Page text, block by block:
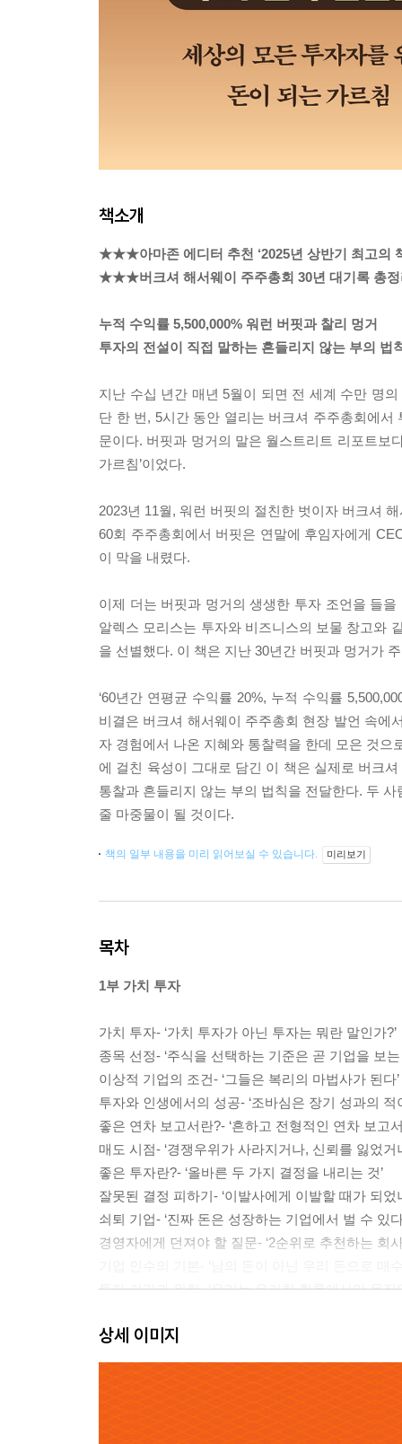
책소개
★★★아마존 에디터 추천 ‘2025년 상반기 최고
★★★버크셔 해서웨이 주주총회 30년 대기록
누적 수익률 5,500,000% 워런 버핏과 찰리 멍거
투자의 전설이 직접 말하는 흔들리지 않는 부의 법
지난 수십 년간 매년 5월이 되면 전 세계 수만 명
단 한 번, 5시간 동안 열리는 버크셔 주주총회에
문이다. 버핏과 멍거의 말은 월스트리트 리포트보
가르침’이었다.
2023년 11월, 워런 버핏의 절친한 벗이자 버크셔
60회 주주총회에서 버핏은 연말에 후임자에게
이 막을 내렸다.
이제 더는 버핏과 멍거의 생생한 투자 조언을 들
알렉스 모리스는 투자와 비즈니스의 보물 창고와
을 선별했다. 이 책은 지난 30년간 버핏과 멍거가
‘60년간 연평균 수익률 20%, 누적 수익률
비결은 버크셔 해서웨이 주주총회 현장 발언 속에
자 경험에서 나온 지혜와 통찰력을 한데 모은 것
에 걸친 육성이 그대로 담긴 이 책은 실제로 버크
통찰과 흔들리지 않는 부의 법칙을 전달한다. 두
줄 마중물이 될 것이다.
책의 일부 내용을 미리 읽어보실 수 있습니다. 미리보기
목차
1부 가치 투자
가치 투자- ‘가치 투자가 아닌 투자는 뭐란 말인가?’
종목 선정- ‘주식을 선택하는 기준은 곧 기업을 보는
이상적 기업의 조건- ‘그들은 복리의 마법사가 된다’
투자와 인생에서의 성공- ‘조바심은 장기 성과의 적
좋은 연차 보고서란?- ‘흔하고 전형적인 연차 보고
매도 시점- ‘경쟁우위가 사라지거나, 신뢰를 잃었거
좋은 투자란?- ‘올바른 두 가지 결정을 내리는 것’
잘못된 결정 피하기- ‘이발사에게 이발할 때가 되었
쇠퇴 기업- ‘진짜 돈은 성장하는 기업에서 벌 수 있다
경영자에게 던져야 할 질문- ‘2순위로 추천하는 회
투자 기간과 위험- ‘우리는 유리한 확률에서만 움직
불규칙한 수익- ‘크리스마스는 수천 년 후에도 존속
현금 보유- ‘현금이 있다는 건 마음에 드는 투자가
상세 이미지